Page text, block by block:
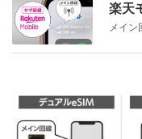
楽天
メイン